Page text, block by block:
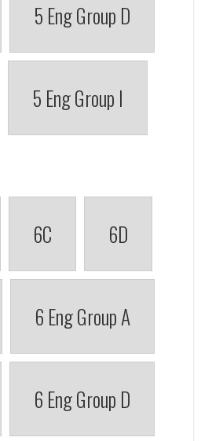
5 Eng Group D
5 Eng Group I
6C 6D
6 Eng Group A
6 Eng Group D